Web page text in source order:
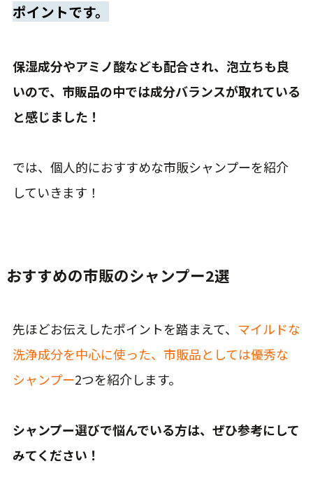
ポイントです。
保湿成分やアミノ酸なども配合され、泡立ちも良
いので、市販品の中では成分バランスが取れている
と感じました！
では、個人的におすすめな市販シャンプーを紹介
していきます！
おすすめの市販のシャンプー2選
先ほどお伝えしたポイントを踏まえて、 マイルドな
洗浄成分を中心に使った、市販品としては優秀な
シャンプー2つを紹介します。
シャンプー選びで悩んでいる方は、ぜひ参考にして
みてください！